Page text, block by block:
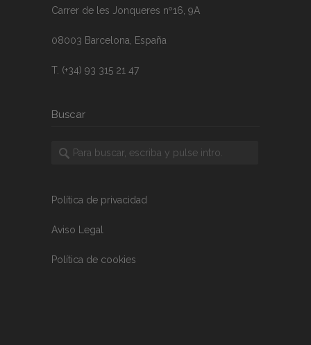
Carrer de les Jonqueres nº16, 9A
08003 Barcelona, España
T. (+34) 93 315 21 47
Buscar
Política de privacidad
Aviso Legal
Política de cookies